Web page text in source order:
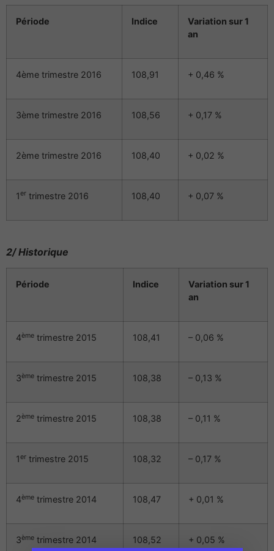
Période Indice
Variation sur 1
an
4ème trimestre 2016 108,91 + 0,46 %
3ème trimestre 2016 108,56 + 0,17 %
2ème trimestre 2016 108,40 + 0,02 %
1er trimestre 2016 108,40 + 0,07 %
2/ Historique
Période Indice
Variation sur 1
an
4ème trimestre 2015 108,41 – 0,06 %
3ème trimestre 2015 108,38 – 0,13 %
2ème trimestre 2015 108,38 – 0,11 %
1er trimestre 2015 108,32 – 0,17 %
4ème trimestre 2014 108,47 + 0,01 %
3ème trimestre 2014 108,52 + 0,05 %